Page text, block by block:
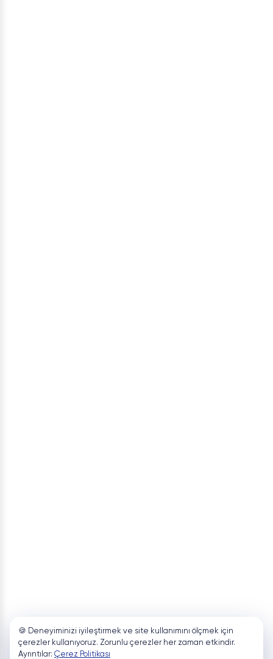
🍪 Deneyiminizi iyileştirmek ve site kullanımını ölçmek için
çerezler kullanıyoruz. Zorunlu çerezler her zaman etkindir.
Ayrıntılar: Çerez Politikası